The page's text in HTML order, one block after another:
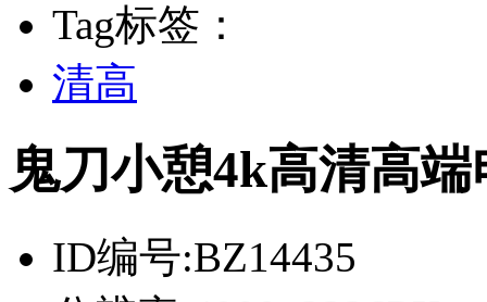
Tag标签：
清高
鬼刀小憩4k高清高
ID编号:BZ14435